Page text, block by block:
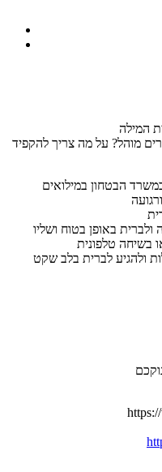
באופן בטוח ושליו